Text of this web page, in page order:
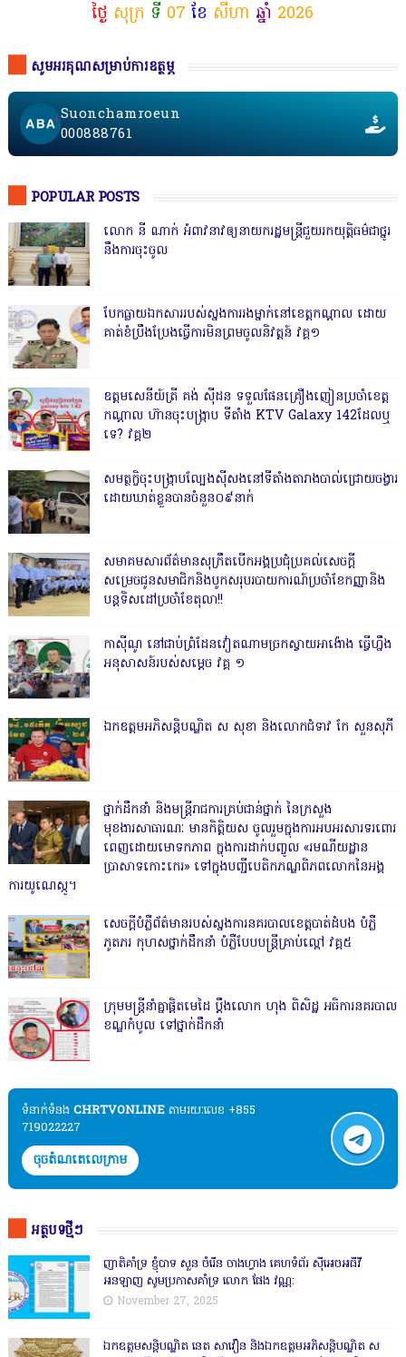
ថ្ងៃ សុក្រ ទី 07 ខែ សីហា ឆ្នាំ 2026
សូមអរគុណសម្រាប់ការឧត្ថម្ភ
Suonchamroeun
000888761
POPULAR POSTS
លោក នី ណាក់ អំពាវនាវឲ្យនាយករដ្ឋមន្ត្រីជួយរកយុត្តិធម៌ជាថ្នូរ
នឹងការចុះចូល
បែកធ្លាយឯកសាររបស់ស្នងការរងម្នាក់នៅខេត្តកណ្ដាល ដោយ
គាត់ខំប្រឹងប្រែងធ្វើការមិនព្រមចូលនិវត្តន៍ វគ្គ១
ឧត្តមសេនីយ៍ត្រី គង់ ស៊ីដន ទទួលផែនគ្រឿងញៀនប្រចាំខេត្ត
កណ្តាល ហ៊ានចុះបង្ក្រាប ទីតាំង KTV Galaxy 142ដែលឬ
ទេ? វគ្គ២
សមត្ថកិ្ចចុះបង្ក្រាបល្បែងស៊ីសងនៅទីតាំងតារាងបាល់ជ្រោយចង្វារ
ដោយឃាត់ខ្លួនបានចំនួន០៩នាក់
សមាគមសារព័ត៌មានសុក្រឹតបើកអង្គប្រជុំប្រគល់សេចក្តី
សម្រេចជូនសមាជិកនិងបូកសរុបរបាយការណ៍ប្រចាំខែកញ្ញានិង
បន្តទិសដៅប្រចាំខែតុលា!!
កាសុីណូ នៅជាប់ព្រំដែនវៀតណាមច្រកស្វាយអាង៉ោង ធ្វើហ្នឹង
អនុសាសន៍របស់សម្ដេច វគ្គ ១
ឯកឧត្តមអភិសន្តិបណ្ឌិត ស សុខា និងលោកជំទាវ កែ សួនសុភី
ថ្នាក់ដឹកនាំ និងមន្ត្រីរាជការគ្រប់ជាន់ថ្នាក់ នៃក្រសួង
មុខងារសាធារណៈ មានកិត្តិយស ចូលរួមក្នុងការអបអរសារទរពោរ
ពេញដោយមោទកភាព ក្នុងការដាក់បញ្ចូល «រមណីយដ្ឋាន
ប្រាសាទកោះកេរ» ទៅក្នុងបញ្ជីបេតិកភណ្ឌពិភពលោកនៃអង្គ
ការយូណេស្កូ។
សេចក្តីបំភ្លឺព័ត៌មានរបស់ស្នងការនគរបាលខេត្តបាត់ដំបង បំភ្លឺ
ភូតភរ កុហសថ្នាក់ដឹកនាំ បំភ្លឺបែបបន្ត្រីគ្រាប់ល្ពៅ វគ្គ៥
ក្រុមមន្ត្រីនាំគ្នាផ្ដិតមេដៃ ប្ដឹងលោក ហុង ពិសិដ្ឋ អធិការនគរបាល
ខណ្ឌកំបូល ទៅថ្នាក់ដឹកនាំ
ទំនាក់ទំនង​​ CHRTVONLINE តាមរយៈលេខ +855
719022227
ចុចតំណតេលេក្រាម
អត្ថបទថ្មីៗ
ញាតិគាំទ្រ ខ្ញុំបាទ សួន ចំរើន ចាងហ្វាង គេហទំព័រ ស៊ីអេចអធីវី
អនឡាញ សូមប្រកាសគាំទ្រ លោក ផែង វណ្ណ:
November 27, 2025
ឯកឧត្តមសន្តិបណ្ឌិត នេត សាវឿន និងឯកឧត្តមអភិសន្តិបណ្ឌិត ស